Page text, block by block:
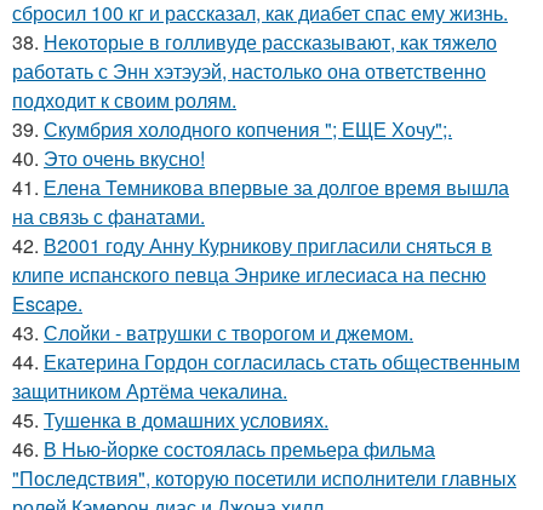
сбросил 100 кг и рассказал, как диабет спас ему жизнь.
38. Некоторые в голливуде рассказывают, как тяжело
работать с Энн хэтэуэй, настолько она ответственно
подходит к своим ролям.
39. Скумбрия холодного копчения "; ЕЩЕ Хочу";.
40. Это очень вкусно!
41. Елена Темникова впервые за долгое время вышла
на связь с фанатами.
42. В2001 году Анну Курникову пригласили сняться в
клипе испанского певца Энрике иглесиаса на песню
Escape.
43. Слойки - ватрушки с творогом и джемом.
44. Екатерина Гордон согласилась стать общественным
защитником Артёма чекалина.
45. Тушенка в домашних условиях.
46. В Нью-йорке состоялась премьера фильма
"Последствия", которую посетили исполнители главных